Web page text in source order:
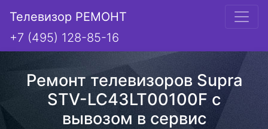
Телевизор РЕМОНТ
+7 (495) 128-85-16
Ремонт телевизоров Supra
STV-LC43LT00100F с
вывозом в сервис